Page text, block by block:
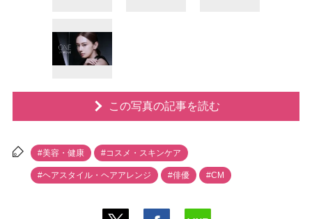
この写真の記事を読む
#美容・健康 #コスメ・スキンケア
#ヘアスタイル・ヘアアレンジ #俳優 #CM